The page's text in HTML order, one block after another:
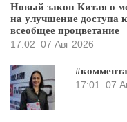
Новый закон Китая о
на улучшение доступа
всеобщее процветание
17:02 07 Авг 2026
17:01
07